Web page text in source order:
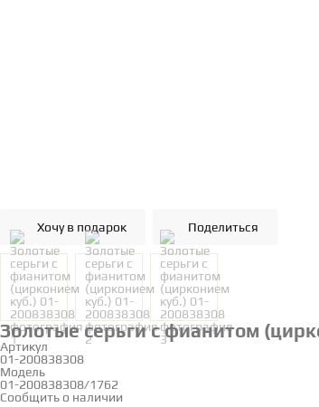
Хочу в подарок Поделиться
Золотые серьги с фианитом
Артикул
01-200838308
Модель
01-200838308/1762
Сообщить о наличии